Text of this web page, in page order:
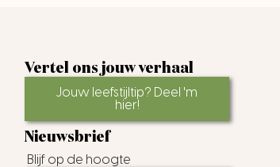
Vertel ons jouw verhaal
Jouw leefstijltip? Deel 'm
hier!
Nieuwsbrief
Blijf op de hoogte